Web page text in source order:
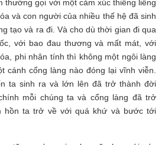
thường gọi với một cảm xúc thiêng liêng
và con người của nhiều thế hệ đã sinh
tạo và ra đi. Và cho dù thời gian đi qua
với bao đau thương và mất mát, với
phi nhân tính thì không một ngôi làng
cánh cổng làng nào đóng lại vĩnh viễn.
ta sinh ra và lớn lên đã trở thành đời
mỗi chúng ta và cổng làng đã trở
hồn ta trở về với quá khứ và bước tới